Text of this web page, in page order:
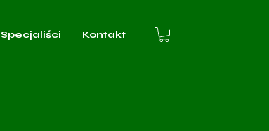
Specjaliści Kontakt